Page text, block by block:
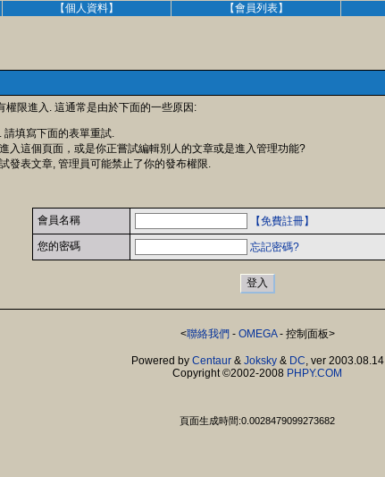
【個人資料】 【會員列表】
權限進入. 這通常是由於下面的一些原因:
請填寫下面的表單重試.
入這個頁面，或是你正嘗試編輯別人的文章或是進入管理功能?
發表文章, 管理員可能禁止了你的發布權限.
會員名稱
【免費註冊】
您的密碼
忘記密碼?
<聯絡我們 - OMEGA- 控制面板>
Powered by Centaur& Joksky& DC, ver 2003.08.14
Copyright ©2002-2008 PHPY.COM
頁面生成時間:0.0028479099273682